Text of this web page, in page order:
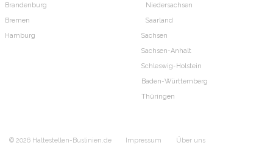
Brandenburg
Bremen
Hamburg
Niedersachsen
Saarland
Sachsen
Sachsen-Anhalt
Schleswig-Holstein
Baden-Württemberg
Thüringen
© 2026 Haltestellen-Buslinien.de Impressum Über uns